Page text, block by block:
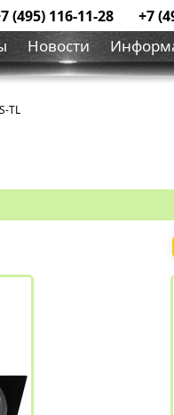
(495) 116-11-28 +7
Новости
TL